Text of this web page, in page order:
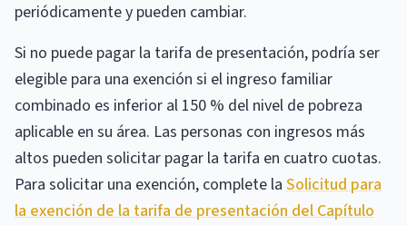
periódicamente y pueden cambiar.
Si no puede pagar la tarifa de presentación, podría ser
elegible para una exención si el ingreso familiar
combinado es inferior al 150 % del nivel de pobreza
aplicable en su área. Las personas con ingresos más
altos pueden solicitar pagar la tarifa en cuatro cuotas.
Para solicitar una exención, complete la Solicitud para
la exención de la tarifa de presentación del Capítulo